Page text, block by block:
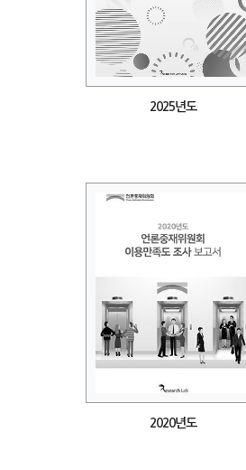
2025년도
2020년도